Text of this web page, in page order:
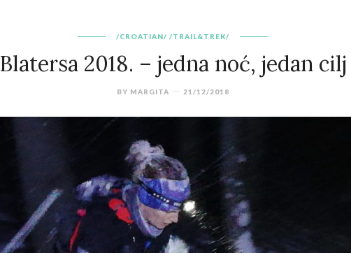
/CROATIAN/ /TRAIL&TREK/
Blatersa 2018. – jedna noć, jedan cilj
BY MARGITA 21/12/2018